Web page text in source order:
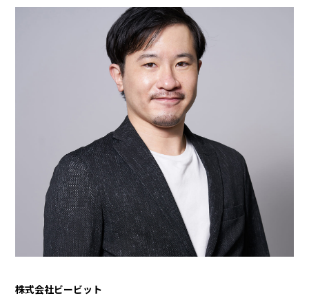
株式会社ビービット